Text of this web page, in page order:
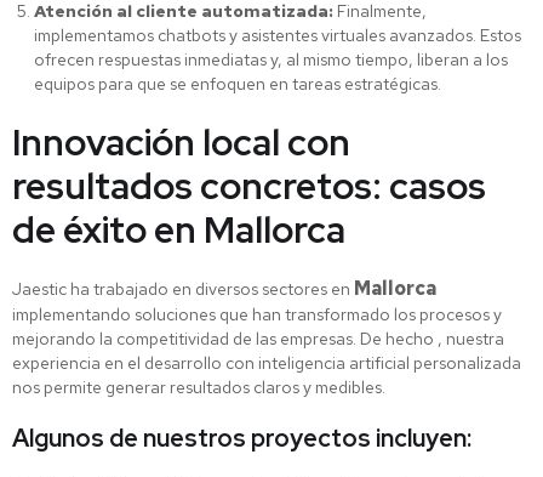
Atención al cliente automatizada: Finalmente,
implementamos chatbots y asistentes virtuales avanzados. Estos
ofrecen respuestas inmediatas y, al mismo tiempo, liberan a los
equipos para que se enfoquen en tareas estratégicas.
Innovación local con
resultados concretos: casos
de éxito en Mallorca
Jaestic ha trabajado en diversos sectores en Mallorca
implementando soluciones que han transformado los procesos y
mejorando la competitividad de las empresas. De hecho , nuestra
experiencia en el desarrollo con inteligencia artificial personalizada
nos permite generar resultados claros y medibles.
Algunos de nuestros proyectos incluyen: